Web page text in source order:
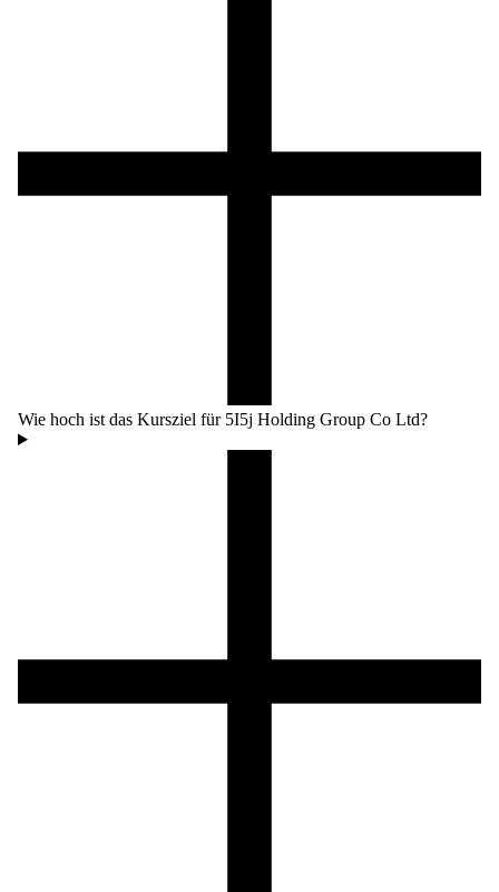
Wie hoch ist das Kursziel für 5I5j Holding Group Co Ltd?